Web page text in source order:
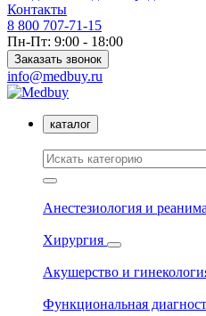
Контакты
8 800 707-71-15
Пн-Пт: 9:00 - 18:00
Заказать звонок
info@medbuy.ru
каталог
Анестезиология и
Хирургия
Акушерство и
Функциональная